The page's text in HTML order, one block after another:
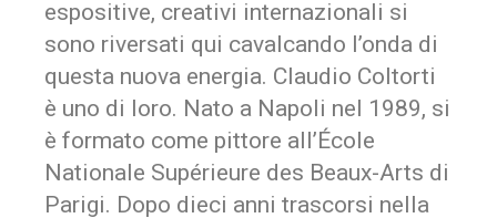
espositive, creativi internazionali si
sono riversati qui cavalcando l’onda di
questa nuova energia. Claudio Coltorti
è uno di loro. Nato a Napoli nel 1989, si
è formato come pittore all’École
Nationale Supérieure des Beaux-Arts di
Parigi. Dopo dieci anni trascorsi nella